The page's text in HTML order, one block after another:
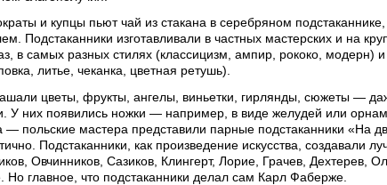
и купцы пьют чай из стакана в серебряном
Подстаканники изготавливали в частных мастерских и на
в самых разных стилях (классицизм, ампир, рококо, модерн) и
литье, чеканка, цветная ретушь).
цветы, фрукты, ангелы, виньетки, гирлянды, сюжеты —
У них появились ножки — например, в виде желудей или
польские мастера представили парные подстаканники «На
Подстаканники, как произведение искусства, создавали
Овчинников, Сазиков, Клингерт, Лорие, Грачев, Дехтерев,
Но главное, что подстаканники делал сам Карл Фаберже.